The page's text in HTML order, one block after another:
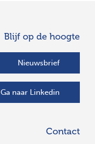
Blijf op de hoogte
Nieuwsbrief
Ga naar Linkedin
Contact